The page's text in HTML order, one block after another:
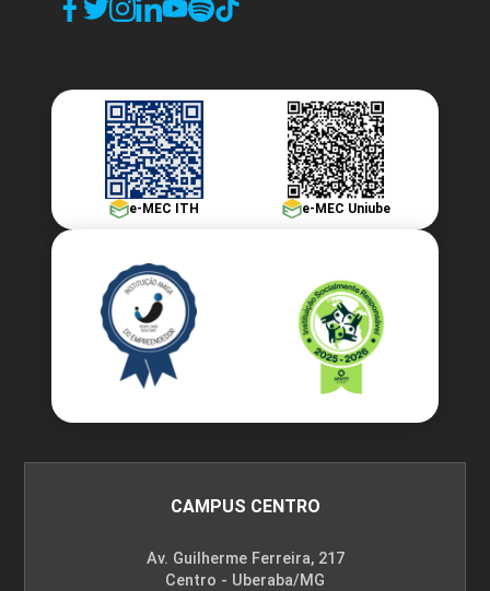
e-MEC ITH e-MEC Uniube
CAMPUS CENTRO
Av. Guilherme Ferreira, 217
Centro - Uberaba/MG